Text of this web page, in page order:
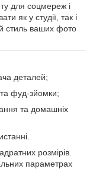
для соцмереж і
як у студії, так і
стиль ваших фото
деталей;
та фуд-зйомки;
та домашніх
розмірів.
параметрах